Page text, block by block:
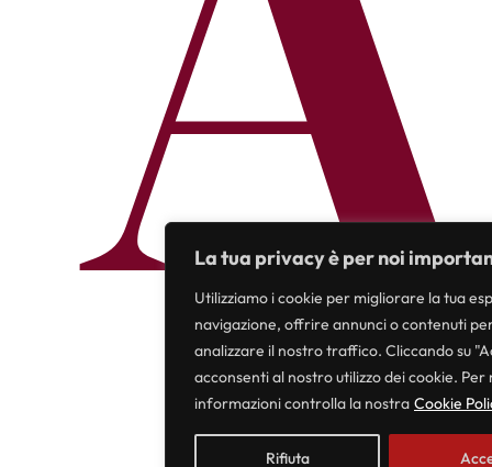
La tua privacy è per noi
Utilizziamo i cookie per migliorare la tua
navigazione, offrire annunci o contenuti
analizzare il nostro traffico. Cliccando su
acconsenti al nostro utilizzo dei cookie. Per
informazioni controlla la nostra Cookie
Rifiuta